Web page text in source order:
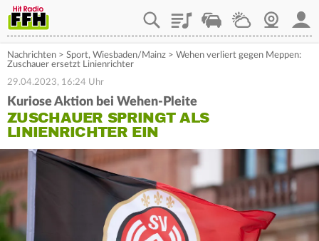
PlaylistStaupilotWetterWebcam
Nachrichten > Sport, Wiesbaden/Mainz > Wehen verliert gegen Meppen:
Zuschauer ersetzt Linienrichter
29.04.2023, 16:24 Uhr
Kuriose Aktion bei Wehen-Pleite
ZUSCHAUER SPRINGT ALS
LINIENRICHTER EIN